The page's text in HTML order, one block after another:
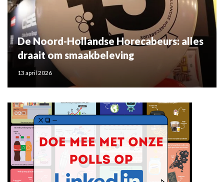
De Noord-Hollandse Horecabeurs: alles
draait om smaakbeleving
13 april 2026